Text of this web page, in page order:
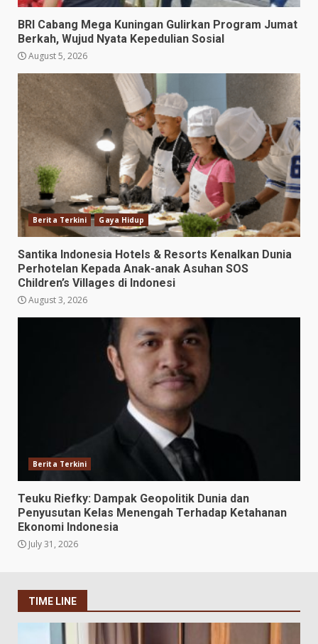
BRI Cabang Mega Kuningan Gulirkan Program Jumat
Berkah, Wujud Nyata Kepedulian Sosial
August 5, 2026
Berita Terkini Gaya Hidup
Santika Indonesia Hotels & Resorts Kenalkan Dunia
Perhotelan Kepada Anak-anak Asuhan SOS
Children’s Villages di Indonesi
August 3, 2026
Berita Terkini
Teuku Riefky: Dampak Geopolitik Dunia dan
Penyusutan Kelas Menengah Terhadap Ketahanan
Ekonomi Indonesia
July 31, 2026
TIME LINE